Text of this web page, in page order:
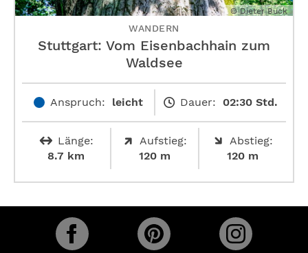
© Dieter Buck
WANDERN
Stuttgart: Vom Eisenbachhain zum
Waldsee
Anspruch: leicht Dauer: 02:30 Std.
Länge:
8.7 km
Aufstieg:
120 m
Abstieg:
120 m